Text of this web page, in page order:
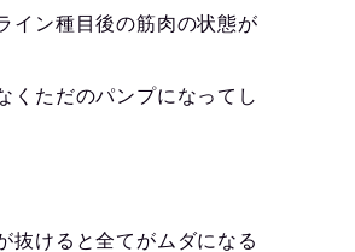
イン種目後の筋肉の状態が
くただのパンプになってし
抜けると全てがムダになる